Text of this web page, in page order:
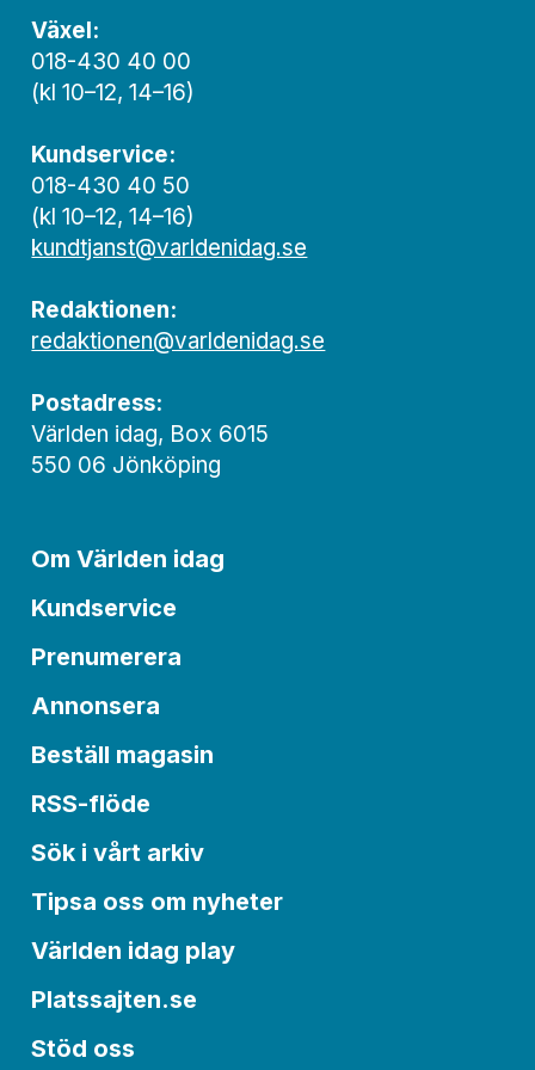
Växel:
018-430 40 00
(kl 10–12, 14–16)
Kundservice:
018-430 40 50
(kl 10–12, 14–16)
kundtjanst@varldenidag.se
Redaktionen:
redaktionen@varldenidag.se
Postadress:
Världen idag, Box 6015
550 06 Jönköping
Om Världen idag
Kundservice
Prenumerera
Annonsera
Beställ magasin
RSS-flöde
Sök i vårt arkiv
Tipsa oss om nyheter
Världen idag play
Platssajten.se
Stöd oss